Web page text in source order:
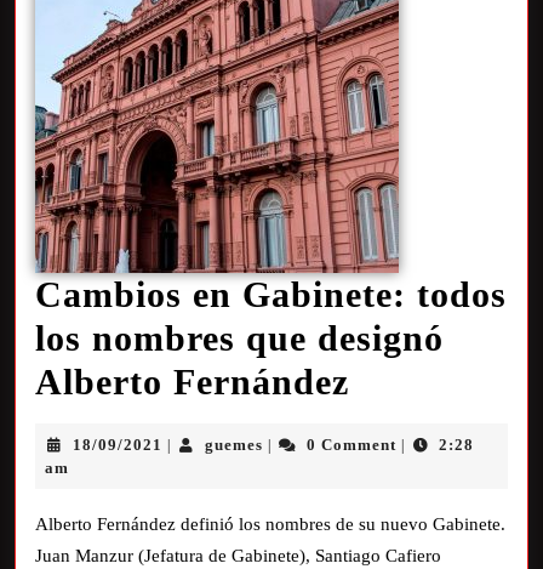
Cambios en Gabinete: todos
los nombres que designó
Alberto Fernández
18/09/2021 guemes 0 Comment
2:28
am
Alberto Fernández definió los nombres de su nuevo Gabinete.
Juan Manzur (Jefatura de Gabinete), Santiago Cafiero